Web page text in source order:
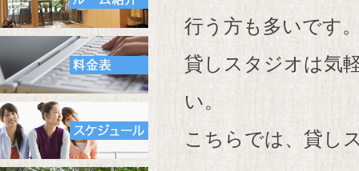
行う方も多いです
貸しスタジオは気
い。
こちらでは、貸し